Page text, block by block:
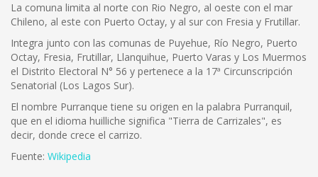
La comuna limita al norte con Rio Negro, al oeste con el mar
Chileno, al este con Puerto Octay, y al sur con Fresia y Frutillar.
Integra junto con las comunas de Puyehue, Río Negro, Puerto
Octay, Fresia, Frutillar, Llanquihue, Puerto Varas y Los Muermos
el Distrito Electoral N° 56 y pertenece a la 17ª Circunscripción
Senatorial (Los Lagos Sur).
El nombre Purranque tiene su origen en la palabra Purranquil,
que en el idioma huilliche significa "Tierra de Carrizales", es
decir, donde crece el carrizo.
Fuente: Wikipedia